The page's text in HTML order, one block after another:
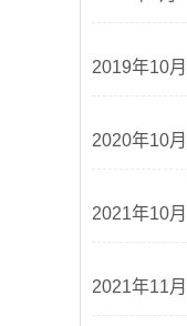
2019年10
2020年10
2021年10
2021年11